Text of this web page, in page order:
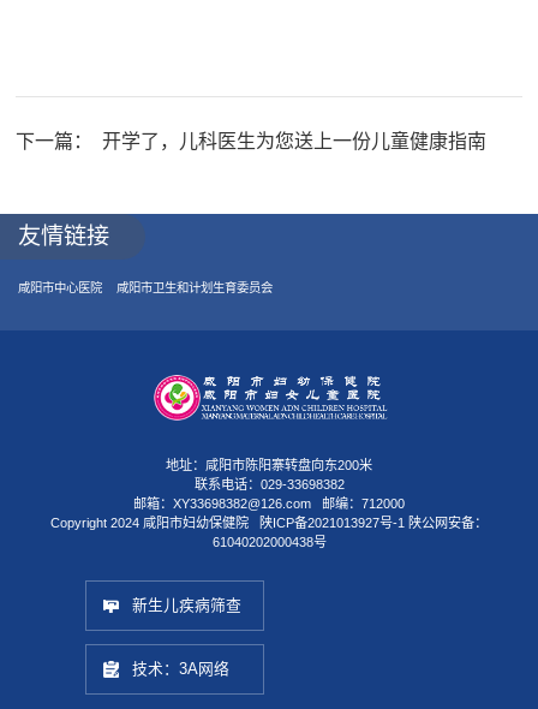
下一篇： 开学了，儿科医生为您送上一份儿童健康指南
友情链接
咸阳市中心医院 咸阳市卫生和计划生育委员会
地址：咸阳市陈阳寨转盘向东200米
联系电话：029-33698382
邮箱：XY33698382@126.com 邮编：712000
Copyright 2024 咸阳市妇幼保健院
陕ICP备2021013927号-1
陕公网安备：
61040202000438号
新生儿疾病筛查
技术：3A网络